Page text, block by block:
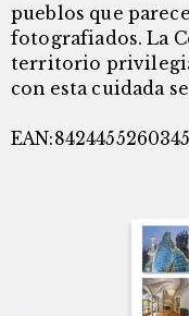
pueblos que
fotografiados. La
territorio
con esta cuidada